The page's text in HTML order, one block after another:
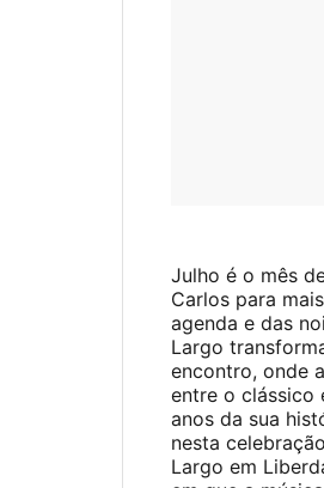
Julho é o mês
Carlos para
agenda e das
Largo
encontro, onde
entre o clássico
anos da sua
nesta
Largo em